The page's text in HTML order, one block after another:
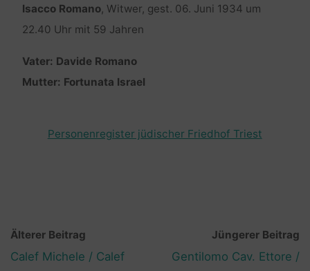
Isacco Romano, Witwer, gest. 06. Juni 1934 um
22.40 Uhr mit 59 Jahren
Vater: Davide Romano
Mutter: Fortunata Israel
Personenregister jüdischer Friedhof Triest
Älterer Beitrag
Calef Michele / Calef
Jüngerer Beitrag
Gentilomo Cav. Ettore /